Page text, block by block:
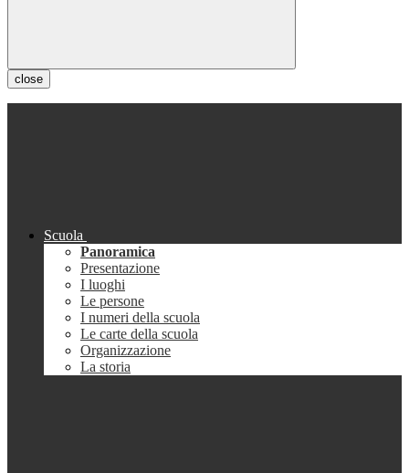
close
Scuola
Panoramica
Presentazione
I luoghi
Le persone
I numeri della scuola
Le carte della scuola
Organizzazione
La storia